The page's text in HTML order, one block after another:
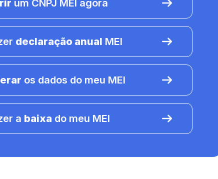
um CNPJ MEI agora
declaração anual MEI
os dados do meu MEI
a baixa do meu MEI